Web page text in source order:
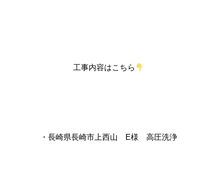
工事内容はこちら
・長崎県長崎市上西山 E様 高圧洗浄